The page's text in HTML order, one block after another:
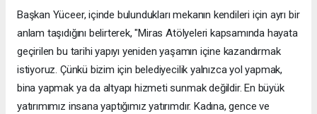
Başkan Yüceer, içinde bulundukları mekanın kendileri için ayrı bir
anlam taşıdığını belirterek, "Miras Atölyeleri kapsamında hayata
geçirilen bu tarihi yapıyı yeniden yaşamın içine kazandırmak
istiyoruz. Çünkü bizim için belediyecilik yalnızca yol yapmak,
bina yapmak ya da altyapı hizmeti sunmak değildir. En büyük
yatırımımız insana yaptığımız yatırımdır. Kadına, gence ve